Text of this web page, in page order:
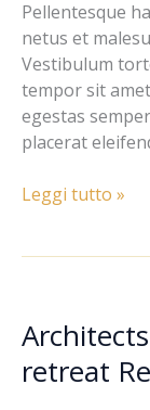
Pellentesque
netus et
Vestibulum
tempor sit
egestas
placerat
by
bamboo
Leggi tutto »
retreat
Architects
a